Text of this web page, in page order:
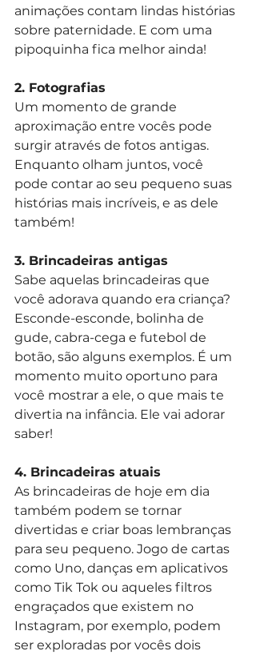
animações contam lindas histórias
sobre paternidade. E com uma
pipoquinha fica melhor ainda!
2. Fotografias
Um momento de grande
aproximação entre vocês pode
surgir através de fotos antigas.
Enquanto olham juntos, você
pode contar ao seu pequeno suas
histórias mais incríveis, e as dele
também!
3. Brincadeiras antigas
Sabe aquelas brincadeiras que
você adorava quando era criança?
Esconde-esconde, bolinha de
gude, cabra-cega e futebol de
botão, são alguns exemplos. É um
momento muito oportuno para
você mostrar a ele, o que mais te
divertia na infância. Ele vai adorar
saber!
4. Brincadeiras atuais
As brincadeiras de hoje em dia
também podem se tornar
divertidas e criar boas lembranças
para seu pequeno. Jogo de cartas
como Uno, danças em aplicativos
como Tik Tok ou aqueles filtros
engraçados que existem no
Instagram, por exemplo, podem
ser exploradas por vocês dois